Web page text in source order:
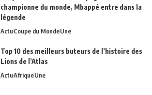
championne du monde, Mbappé entre dans la
légende
ActuCoupe du MondeUne
Top 10 des meilleurs buteurs de l’histoire des
Lions de l’Atlas
ActuAfriqueUne